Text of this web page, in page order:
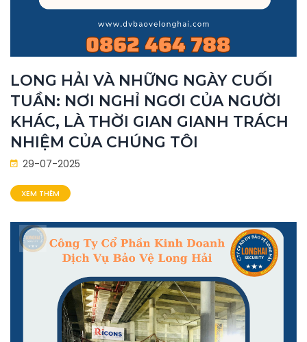
LONG HẢI VÀ NHỮNG NGÀY CUỐI
TUẦN: NƠI NGHỈ NGƠI CỦA NGƯỜI
KHÁC, LÀ THỜI GIAN GIANH TRÁCH
NHIỆM CỦA CHÚNG TÔI
29-07-2025
XEM THÊM